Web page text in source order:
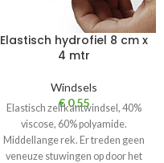
Elastisch hydrofiel 8 cm x
4 mtr
Windsels
€ 0,55
Elastisch zelfkantwindsel, 40%
viscose, 60% polyamide.
Middellange rek. Er treden geen
veneuze stuwingen op door het